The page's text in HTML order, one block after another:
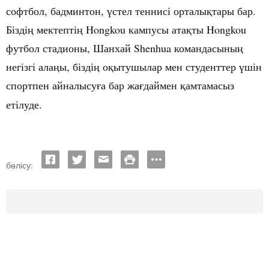
софтбол, бадминтон, үстел теннисі орталықтары бар.
Біздің мектептің Hongkou кампусы атақты Hongkou
футбол стадионы, Шанхай Shenhua командасының
негізгі алаңы, біздің оқытушылар мен студенттер үшін
спортпен айналысуға бар жағдаймен қамтамасыз
етілуде.
бөлісу: